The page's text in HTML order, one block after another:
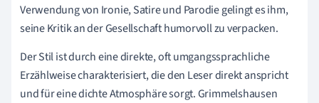
Verwendung von Ironie, Satire und Parodie gelingt es ihm,
seine Kritik an der Gesellschaft humorvoll zu verpacken.
Der Stil ist durch eine direkte, oft umgangssprachliche
Erzählweise charakterisiert, die den Leser direkt anspricht
und für eine dichte Atmosphäre sorgt. Grimmelshausen